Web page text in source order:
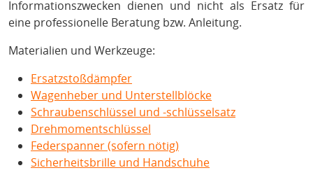
Informationszwecken dienen und nicht als Ersatz für
eine professionelle Beratung bzw. Anleitung.
Materialien und Werkzeuge:
Ersatzstoßdämpfer
Wagenheber und Unterstellblöcke
Schraubenschlüssel und -schlüsselsatz
Drehmomentschlüssel
Federspanner (sofern nötig)
Sicherheitsbrille und Handschuhe